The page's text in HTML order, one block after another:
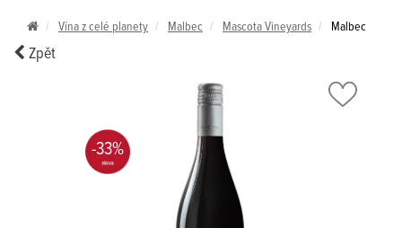
Vína z celé planety Malbec Mascota Vineyards Malbec
Zpět
-33%